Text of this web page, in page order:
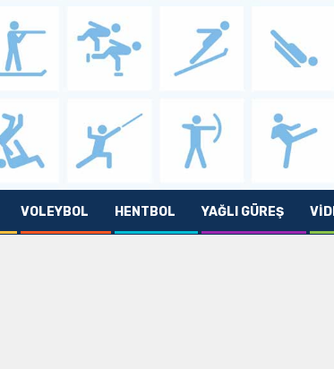
VOLEYBOL HENTBOL YAĞLI GÜREŞ